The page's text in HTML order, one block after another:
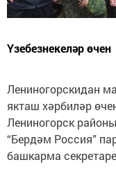
Үзебезнекеләр өчен
Лениногорскидан
якташ хәрбиләр
Лениногорск
“Бердәм Россия”
башкарма